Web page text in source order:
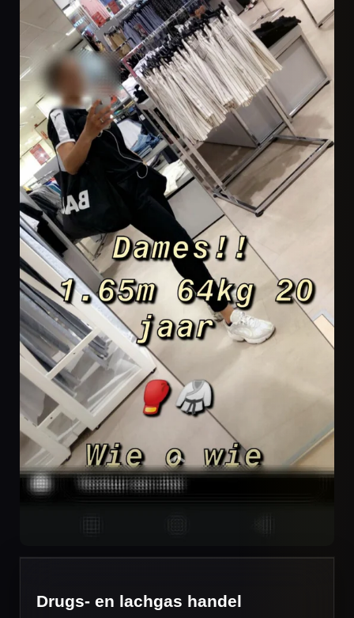
Drugs- en lachgas handel